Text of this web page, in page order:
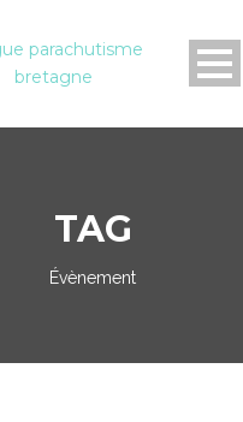
TAG
Évènement